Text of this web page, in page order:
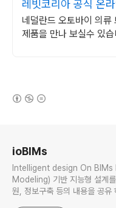
레빗코리아 공식 온
네덜란드 오토바이 의류
제품을 만나 보실수 있습
ioBIMs
Intelligent design On BIMs BIM(Building Information
Modeling) 기반 지능형 설계를 위한 컨설팅 및 교
원, 정보구축 등의 내용을 공유